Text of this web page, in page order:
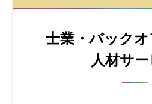
士業・バック
人材サ